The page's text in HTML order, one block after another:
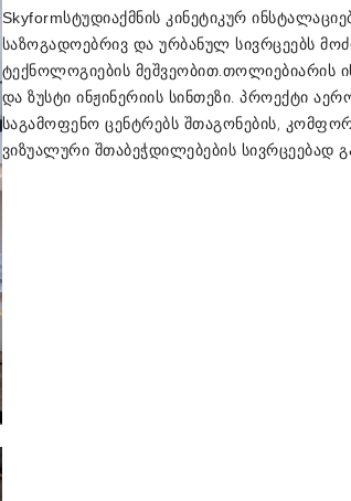
Skyformსტუდიაქმნის კინეტიკურ
საზოგადოებრივ და ურბანულ სივრცეებს
ტექნოლოგიების მეშვეობით.თოლიებიარის
და ზუსტი ინჟინერიის სინთეზი. პროექტი
საგამოფენო ცენტრებს შთაგონების,
ვიზუალური შთაბეჭდილებების სივრცეებად